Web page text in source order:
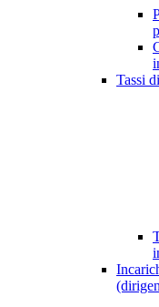
Tassi